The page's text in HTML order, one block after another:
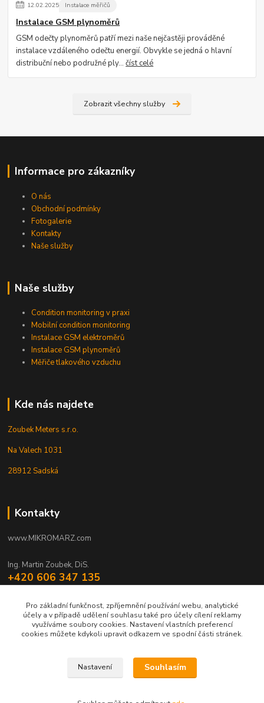
12.02.2025 Instalace měřičů
Instalace GSM plynoměrů
GSM odečty plynoměrů patří mezi naše nejčastěji prováděné
instalace vzdáleného odečtu energií. Obvykle se jedná o hlavní
distribuční nebo podružné ply...číst celé
Zobrazit všechny služby
Informace pro zákazníky
O nás
Obchodní podmínky
Fotogalerie
Kontakty
Naše služby
Naše služby
Condition monitoring v praxi
Mobilní condition monitoring
Instalace GSM elektroměrů
Instalace GSM plynoměrů
Měřiče tlakového vzduchu
Kde nás najdete
Zoubek Meters s.r.o.
Na Valech 1031
28912 Sadská
Kontakty
www.MIKROMARZ.com
Ing. Martin Zoubek, DiS.
+420 606 347 135
zoubek@mikromarz.cz
Upravit sběr cookies.
Pro základní funkčnost, zpříjemnění používání webu, analytické
účely a v případě udělení souhlasu také pro účely cílení reklamy
využíváme soubory cookies. Nastavení vlastních preferencí
cookies můžete kdykoli upravit odkazem ve spodní části stránek.
Nastavení Souhlasím